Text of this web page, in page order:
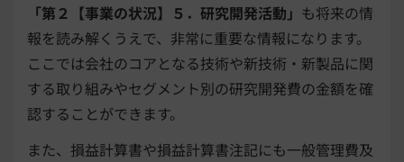
「第２【事業の状況】５．研究開発活動」 も将来の情
報を読み解くうえで、非常に重要な情報になります。
ここでは会社のコアとなる技術や新技術・新製品に関
する取り組みやセグメント別の研究開発費の金額を確
認することができます。
また、損益計算書や損益計算書注記にも一般管理費及